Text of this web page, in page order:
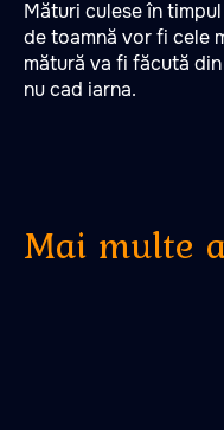
Mături culese în
de toamnă vor fi cele
mătură va fi făcută
nu cad iarna.
Mai multe